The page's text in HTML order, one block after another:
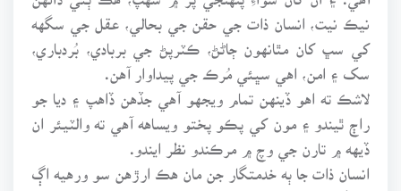
نيڪ نيت، انسان ذات جي حقن جي بحالي، عقل جي سگهه
کي سڀ کان مٿانهون ڄاڻڻ، ڪٽرپڻ جي بربادي، بُردباري،
سک ۽ امن، اهي سڀئي مُرڪ جي پيداوار آهن.
لاشڪ ته اهو ڏينهن تمام ويجهو آهي جڏهن ڏاهپ ۽ ديا جو
راڄ ٿيندو ۽ مون کي پڪو پختو ويساهه آهي ته والٽيئر ان
ڏيهه ۾ تارن جي وچ ۾ مرڪندو نظر ايندو.
انسان ذات جا ٻه خدمتگار جن مان هڪ ارڙهن سو ورهيه اڳ